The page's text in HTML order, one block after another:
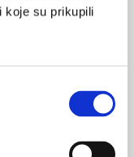
koje su prikupili
>
<